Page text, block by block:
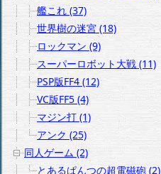
艦これ (37)
世界樹の迷宮 (18)
ロックマン (9)
スーパーロボット大戦 (11)
PSP版FF4 (12)
VC版FF5 (4)
マジン打 (1)
アンク (25)
同人ゲーム (2)
とあるぱんつの超電磁砲 (2)